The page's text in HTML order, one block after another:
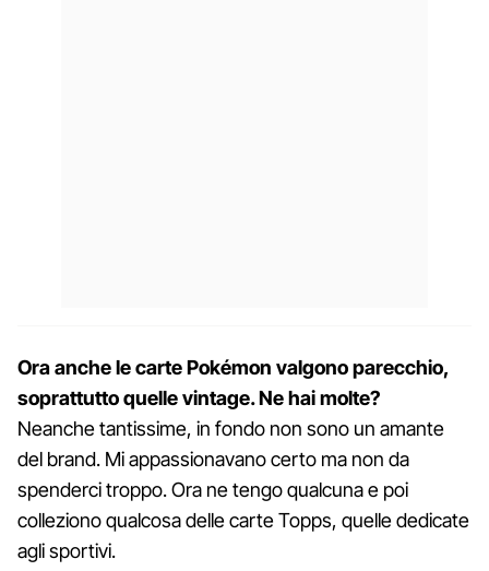
Ora anche le carte Pokémon valgono parecchio,
soprattutto quelle vintage. Ne hai molte?
Neanche tantissime, in fondo non sono un amante
del brand. Mi appassionavano certo ma non da
spenderci troppo. Ora ne tengo qualcuna e poi
colleziono qualcosa delle carte Topps, quelle dedicate
agli sportivi.